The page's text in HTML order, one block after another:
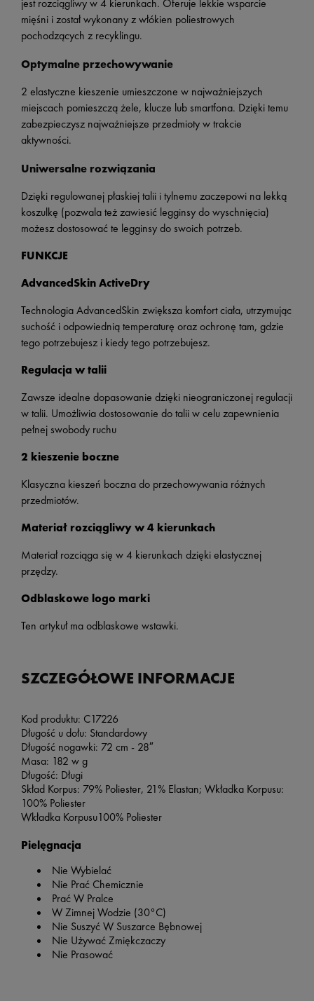
jest rozciągliwy w 4 kierunkach. Oferuje lekkie wsparcie
mięśni i został wykonany z włókien poliestrowych
pochodzących z recyklingu.
Optymalne przechowywanie
2 elastyczne kieszenie umieszczone w najważniejszych
miejscach pomieszczą żele, klucze lub smartfona. Dzięki temu
zabezpieczysz najważniejsze przedmioty w trakcie
aktywności.
Uniwersalne rozwiązania
Dzięki regulowanej płaskiej talii i tylnemu zaczepowi na lekką
koszulkę (pozwala też zawiesić legginsy do wyschnięcia)
możesz dostosować te legginsy do swoich potrzeb.
FUNKCJE
AdvancedSkin ActiveDry
Technologia AdvancedSkin zwiększa komfort ciała, utrzymując
suchość i odpowiednią temperaturę oraz ochronę tam, gdzie
tego potrzebujesz i kiedy tego potrzebujesz.
Regulacja w talii
Zawsze idealne dopasowanie dzięki nieograniczonej regulacji
w talii. Umożliwia dostosowanie do talii w celu zapewnienia
pełnej swobody ruchu
2 kieszenie boczne
Klasyczna kieszeń boczna do przechowywania różnych
przedmiotów.
Materiał rozciągliwy w 4 kierunkach
Materiał rozciąga się w 4 kierunkach dzięki elastycznej
przędzy.
Odblaskowe logo marki
Ten artykuł ma odblaskowe wstawki.
SZCZEGÓŁOWE INFORMACJE
Kod produktu: C17226
Długość u dołu: Standardowy
Długość nogawki: 72 cm - 28″
Masa: 182 w g
Długość: Długi
Skład Korpus: 79% Poliester, 21% Elastan; Wkładka Korpusu:
100% Poliester
Wkładka Korpusu100% Poliester
Pielęgnacja
Nie Wybielać
Nie Prać Chemicznie
Prać W Pralce
W Zimnej Wodzie (30°C)
Nie Suszyć W Suszarce Bębnowej
Nie Używać Zmiękczaczy
Nie Prasować